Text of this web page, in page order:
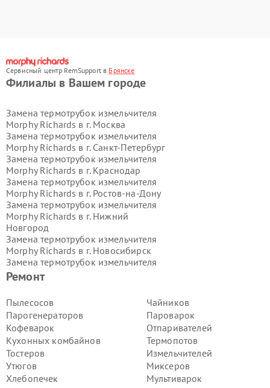
Сервисный центр RemSupport в Брянске
Ремонт
Пылесосов
Парогенераторов
Кофеварок
Кухонных комбайнов
Тостеров
Утюгов
Хлебопечек
Чайников
Пароварок
Отпаривателей
Термопотов
Измельчителей
Миксеров
Мультиварок
Филиалы в Вашем городе
Замена термотрубок измельчителя
Morphy Richards в г. Москва
Замена термотрубок измельчителя
Morphy Richards в г. Санкт-Петербург
Замена термотрубок измельчителя
Morphy Richards в г. Краснодар
Замена термотрубок измельчителя
Morphy Richards в г. Ростов-на-Дону
Замена термотрубок измельчителя
Morphy Richards в г. Нижний
Новгород
Замена термотрубок измельчителя
Morphy Richards в г. Новосибирск
Замена термотрубок измельчителя
Morphy Richards в г.
Замена термотрубок измельчителя
Замена термотрубок измельчителя
Morphy Richards в г.
Замена термотрубок измельчителя
Morphy Richards в г.Волгоград
Замена термотрубок измельчителя
Morphy Richards в г.
Замена термотрубок измельчителя